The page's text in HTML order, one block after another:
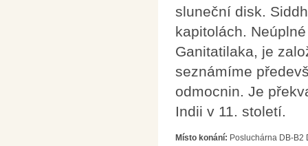
sluneční disk.
kapitolách.
Ganitatilaka, je
seznámíme
odmocnin. Je
Indii v 11. století.
Místo konání: Posluchárna DB-B2